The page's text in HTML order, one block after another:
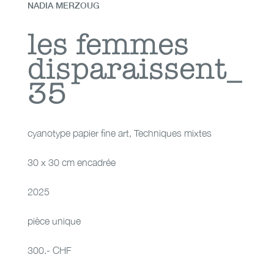
les femmes
disparaissent_35
NADIA MERZOUG
les femmes
disparaissent_
35
cyanotype papier fine art, Techniques mixtes
30 x 30 cm encadrée
2025
pièce unique
300.- CHF